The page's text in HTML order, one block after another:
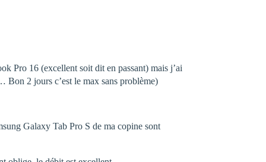
Pro 16 (excellent soit dit en passant) mais j’ai
Bon 2 jours c’est le max sans problème)
Galaxy Tab Pro S de ma copine sont